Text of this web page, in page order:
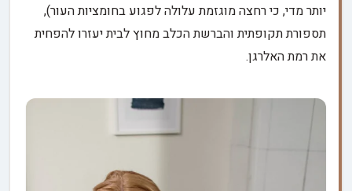
יותר מדי, כי רחצה מוגזמת עלולה לפגוע בחומציות העור),
תספורת תקופתית והברשת הכלב מחוץ לבית יעזרו להפחית
את רמת האלרגן.